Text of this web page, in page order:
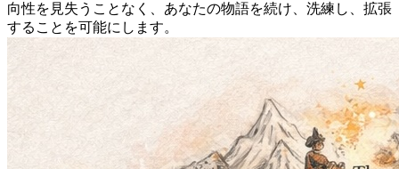
向性を見失うことなく、あなたの物語を続け、洗練し、拡張
することを可能にします。